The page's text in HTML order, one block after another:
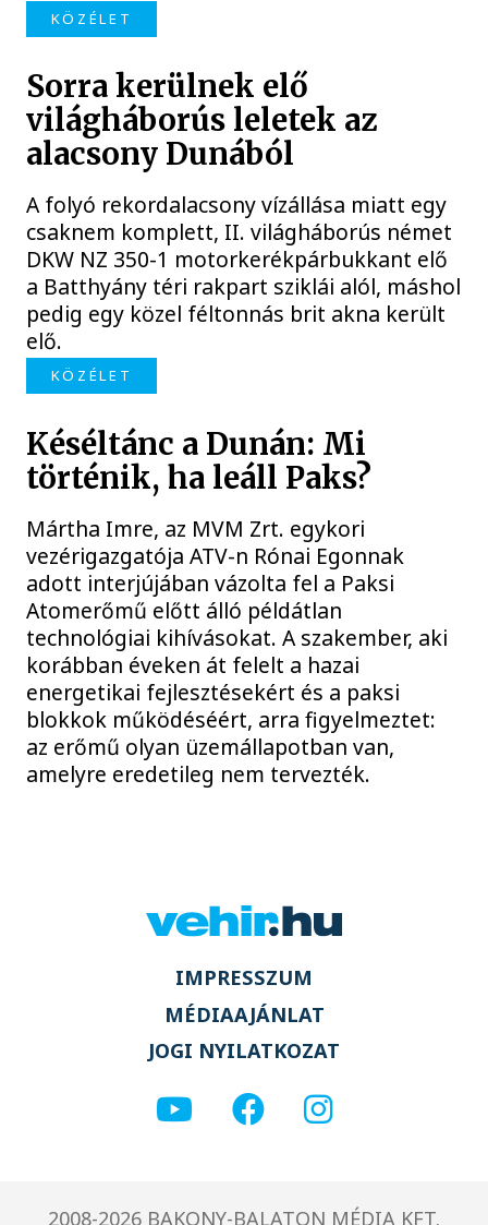
KÖZÉLET
Sorra kerülnek elő
világháborús leletek az
alacsony Dunából
A folyó rekordalacsony vízállása miatt egy
csaknem komplett, II. világháborús német
DKW NZ 350-1 motorkerékpárbukkant elő
a Batthyány téri rakpart sziklái alól, máshol
pedig egy közel féltonnás brit akna került
elő.
KÖZÉLET
Késéltánc a Dunán: Mi
történik, ha leáll Paks?
Mártha Imre, az MVM Zrt. egykori
vezérigazgatója ATV-n Rónai Egonnak
adott interjújában vázolta fel a Paksi
Atomerőmű előtt álló példátlan
technológiai kihívásokat. A szakember, aki
korábban éveken át felelt a hazai
energetikai fejlesztésekért és a paksi
blokkok működéséért, arra figyelmeztet:
az erőmű olyan üzemállapotban van,
amelyre eredetileg nem tervezték.
IMPRESSZUM
MÉDIAAJÁNLAT
JOGI NYILATKOZAT
2008-2026 BAKONY-BALATON MÉDIA KFT.